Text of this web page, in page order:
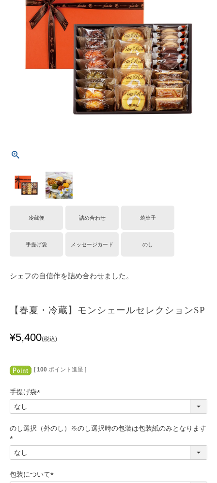
冷蔵便 詰め合わせ 焼菓子
手提げ袋 メッセージカード のし
シェフの自信作を詰め合わせました。
【春夏・冷蔵】モンシェールセレクションSP
¥5,400 税込
[ 100 ポイント進呈 ]
手提げ袋
必
のし選択（外のし）※のし選択時の包装は包装紙のみとなります
必
)
包装について